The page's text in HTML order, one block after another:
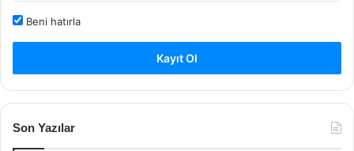
Beni hatırla
Kayıt Ol
Son Yazılar